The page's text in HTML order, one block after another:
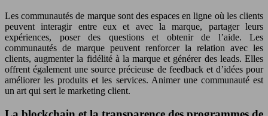
Les communautés de marque sont des espaces en ligne où les clients
peuvent interagir entre eux et avec la marque, partager leurs
expériences, poser des questions et obtenir de l’aide. Les
communautés de marque peuvent renforcer la relation avec les
clients, augmenter la fidélité à la marque et générer des leads. Elles
offrent également une source précieuse de feedback et d’idées pour
améliorer les produits et les services. Animer une communauté est
un art qui sert le marketing client.